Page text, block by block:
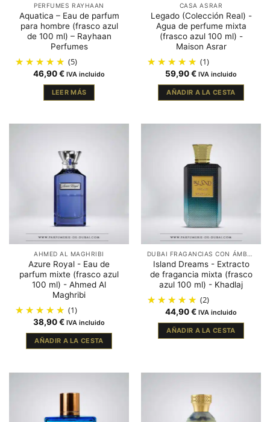
PERFUMES RAYHAAN
Aquatica – Eau de parfum
para hombre (frasco azul
de 100 ml) – Rayhaan
Perfumes
(5)
46,90€ IVA incluido
LEER MÁS
CASA ASRAR
Legado (Colección Real) -
Agua de perfume mixta
(frasco azul 100 ml) -
Maison Asrar
(1)
59,90€ IVA incluido
AÑADIR A LA CESTA
AHMED AL MAGHRIBI
Azure Royal - Eau de
parfum mixte (frasco azul
100 ml) - Ahmed Al
Maghribi
(1)
38,90€ IVA incluido
AÑADIR A LA CESTA
Island Dreams - Extracto
de fragancia mixta (frasco
azul 100 ml) - Khadlaj
(2)
44,90€ IVA incluido
AÑADIR A LA CESTA